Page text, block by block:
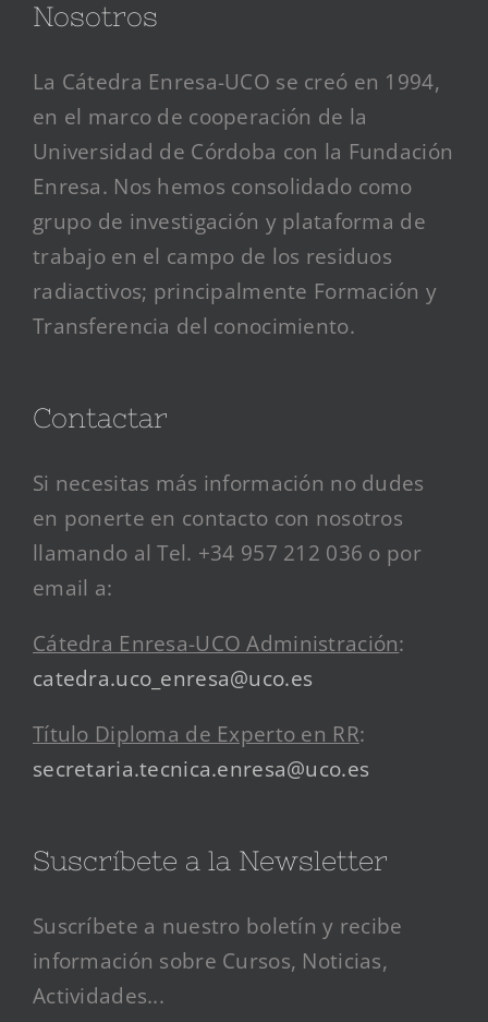
Nosotros
La Cátedra Enresa-UCO se creó en 1994,
en el marco de cooperación de la
Universidad de Córdoba con la Fundación
Enresa. Nos hemos consolidado como
grupo de investigación y plataforma de
trabajo en el campo de los residuos
radiactivos; principalmente Formación y
Transferencia del conocimiento.
Contactar
Si necesitas más información no dudes
en ponerte en contacto con nosotros
llamando al Tel. +34 957 212 036 o por
email a:
Cátedra Enresa-UCO Administración:
catedra.uco_enresa@uco.es
Título Diploma de Experto en RR:
secretaria.tecnica.enresa@uco.es
Suscríbete a la Newsletter
Suscríbete a nuestro boletín y recibe
información sobre Cursos, Noticias,
Actividades...